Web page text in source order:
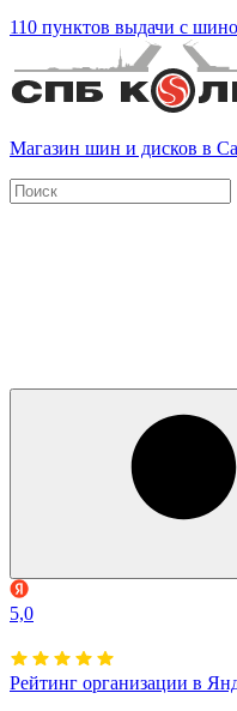
110 пунктов выдачи с
Магазин шин и дисков в
5,0
Рейтинг организации в